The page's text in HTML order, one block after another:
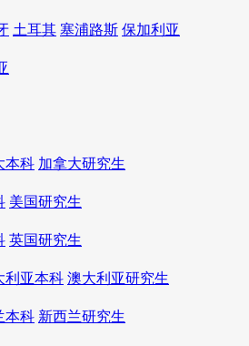
土耳其 塞浦路斯 保加利亚
本科 加拿大研究生
美国研究生
英国研究生
利亚本科 澳大利亚研究生
本科 新西兰研究生